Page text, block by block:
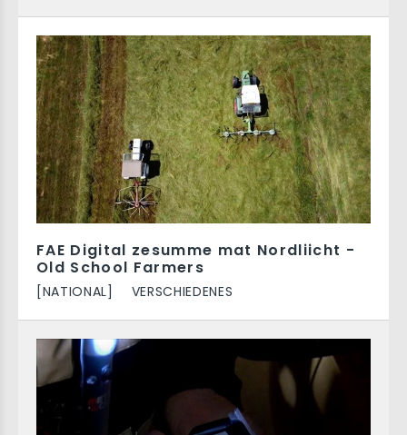
FAE Digital zesumme mat Nordliicht -
Old School Farmers
[NATIONAL] VERSCHIEDENES